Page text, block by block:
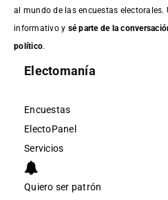
al mundo de las encuestas electorales.
informativo y sé parte de la
político.
Electomanía
Encuestas
ElectoPanel
Servicios
Quiero ser patrón